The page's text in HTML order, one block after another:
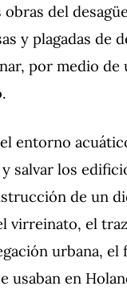
del
y plagadas de
por medio
entorno
salvar los
de un
virreinato, el
urbana,
usaban en